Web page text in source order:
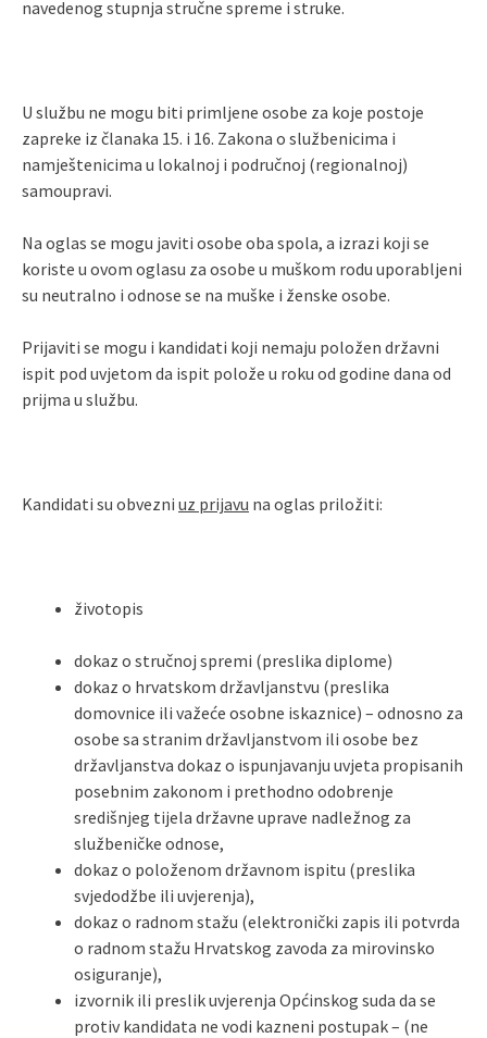
navedenog stupnja stručne spreme i struke.
U službu ne mogu biti primljene osobe za koje postoje
zapreke iz članaka 15. i 16. Zakona o službenicima i
namještenicima u lokalnoj i područnoj (regionalnoj)
samoupravi.
Na oglas se mogu javiti osobe oba spola, a izrazi koji se
koriste u ovom oglasu za osobe u muškom rodu uporabljeni
su neutralno i odnose se na muške i ženske osobe.
Prijaviti se mogu i kandidati koji nemaju položen državni
ispit pod uvjetom da ispit polože u roku od godine dana od
prijma u službu.
Kandidati su obvezni uz prijavu na oglas priložiti:
životopis
dokaz o stručnoj spremi (preslika diplome)
dokaz o hrvatskom državljanstvu (preslika
domovnice ili važeće osobne iskaznice) – odnosno za
osobe sa stranim državljanstvom ili osobe bez
državljanstva dokaz o ispunjavanju uvjeta propisanih
posebnim zakonom i prethodno odobrenje
središnjeg tijela državne uprave nadležnog za
službeničke odnose,
dokaz o položenom državnom ispitu (preslika
svjedodžbe ili uvjerenja),
dokaz o radnom stažu (elektronički zapis ili potvrda
o radnom stažu Hrvatskog zavoda za mirovinsko
osiguranje),
izvornik ili preslik uvjerenja Općinskog suda da se
protiv kandidata ne vodi kazneni postupak – (ne